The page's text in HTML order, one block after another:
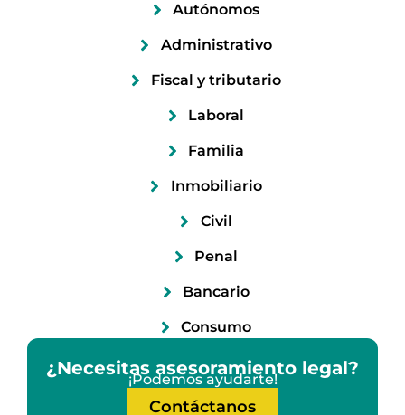
Autónomos
Administrativo
Fiscal y tributario
Laboral
Familia
Inmobiliario
Civil
Penal
Bancario
Consumo
¿Necesitas asesoramiento legal?
¡Podemos ayudarte!
Contáctanos